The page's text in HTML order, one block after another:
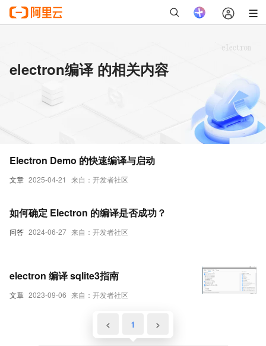
electron编译 的相关内容
文章 2025-04-21 来自：开发者社区
Electron Demo 的快速编译与启动
问答 2024-06-27 来自：开发者社区
如何确定 Electron 的编译是否成功？
文章 2023-09-06 来自：开发者社区
electron 编译 sqlite3指南
< 1 >